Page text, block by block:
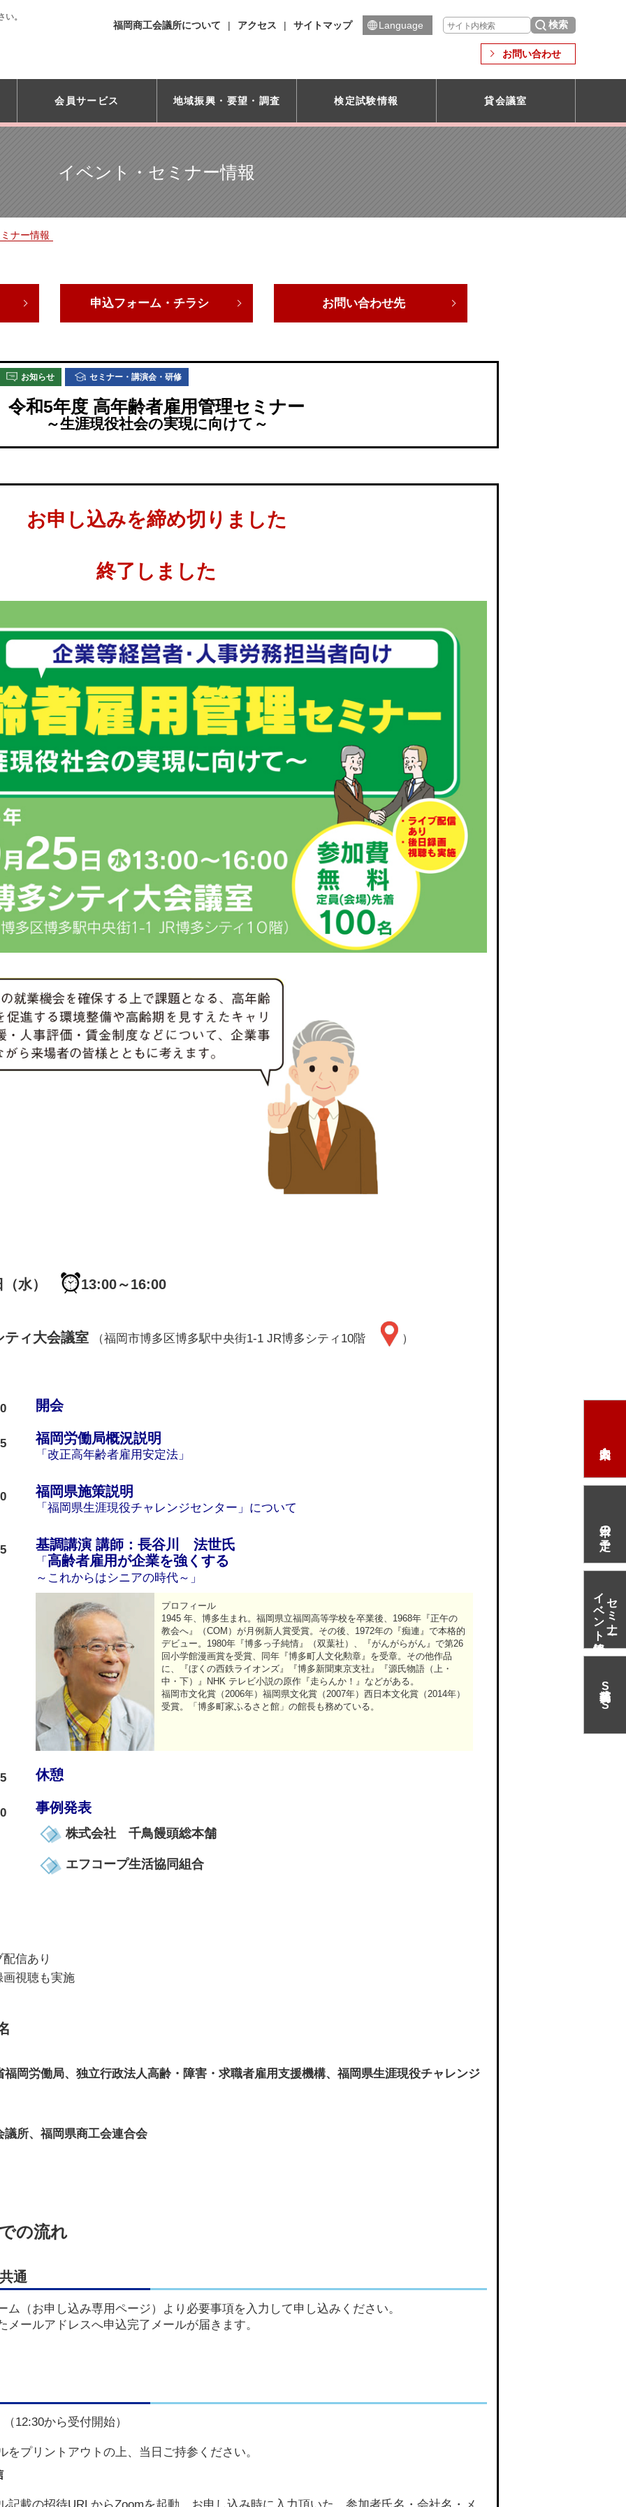
。
福岡商工会議所について アクセス サイトマップ Language
お問い合わせ
会員サービス 地域振興・ 要望・調査 検定試験情報 貸会議室
本日の予定
セミナー・
イベント情報
S
N
S
イベント・セミナー情報
ナー情報
申込フォーム・チラシ お問い合わせ先
お知らせ セミナー・講演会・研修
令和5年度 高年齢者雇用管理セミナー
～生涯現役社会の実現に向けて～
お申し込みを締め切りました
終了しました
（水） 13:00～16:00
ティ大会議室（福岡市博多区博多駅中央街1-1 JR博多シティ10階 ）
開会
福岡労働局概況説明
「改正高年齢者雇用安定法」
福岡県施策説明
「福岡県生涯現役チャレンジセンター」について
基調講演 講師：長谷川 法世氏
「 高齢者雇用が企業を強くする
～これからはシニアの時代～」
プロフィール
1945 年、博多生まれ。福岡県立福岡高等学校を卒業後、1968年『正午の
教会へ』（COM）が月例新人賞受賞。その後、1972年の『痴連』で本格的
デビュー。1980年『博多っ子純情』（双葉社）、『がんがらがん』で第26
回小学館漫画賞を受賞、同年『博多町人文化勲章』を受章。その他作品
に、『ぼくの西鉄ライオンズ』『博多新聞東京支社』『源氏物語（上・
中・下）』NHK テレビ小説の原作『走らんか！』などがある。
福岡市文化賞（2006年）福岡県文化賞（2007年）西日本文化賞（2014年）
受賞。「博多町家ふるさと館」の館長も務めている。
休憩
事例発表
株式会社 千鳥饅頭総本舗
エフコープ生活協同組合
信あり
画視聴も実施
福岡労働局、独立行政法人高齢・障害・求職者雇用支援機構、福岡県生涯現役チャレンジ
議所、福岡県商工会連合会
の流れ
通
ム（お申し込み専用ページ）より必要事項を入力して申し込みください。
メールアドレスへ申込完了メールが届きます。
12:30から受付開始）
をプリントアウトの上、当日ご持参ください。